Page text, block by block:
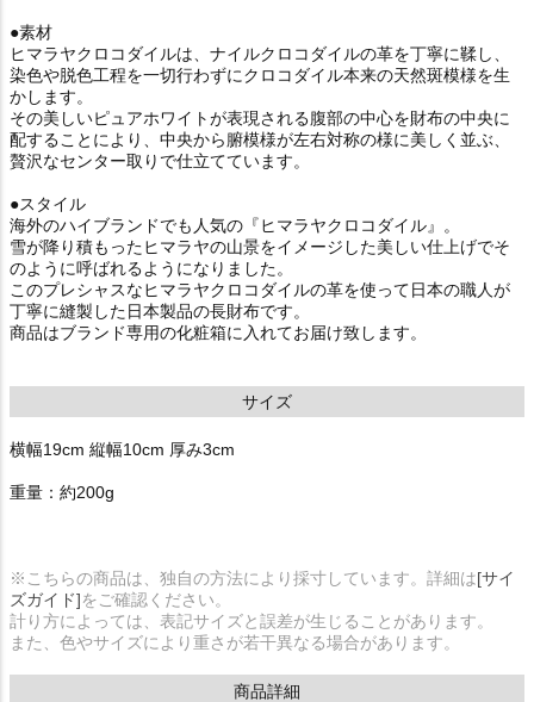
●素材
ヒマラヤクロコダイルは、ナイルクロコダイルの革を丁寧に鞣し、
染色や脱色工程を一切行わずにクロコダイル本来の天然斑模様を生
かします。
その美しいピュアホワイトが表現される腹部の中心を財布の中央に
配することにより、中央から腑模様が左右対称の様に美しく並ぶ、
贅沢なセンター取りで仕立てています。
●スタイル
海外のハイブランドでも人気の『ヒマラヤクロコダイル』。
雪が降り積もったヒマラヤの山景をイメージした美しい仕上げでそ
のように呼ばれるようになりました。
このプレシャスなヒマラヤクロコダイルの革を使って日本の職人が
丁寧に縫製した日本製品の長財布です。
商品はブランド専用の化粧箱に入れてお届け致します。
サイズ
横幅19cm 縦幅10cm 厚み3cm
重量：約200g
※こちらの商品は、独自の方法により採寸しています。詳細は[サイ
ズガイド]をご確認ください。
計り方によっては、表記サイズと誤差が生じることがあります。
また、色やサイズにより重さが若干異なる場合があります。
商品詳細